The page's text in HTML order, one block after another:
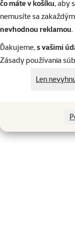
čo máte v košíku, aby
nemusíte sa
nevhodnou reklamou.
Ďakujeme,s vašimi
Zásady používania
Len